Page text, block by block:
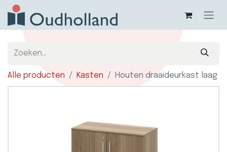
Alle producten Kasten Houten draaideurkast laag